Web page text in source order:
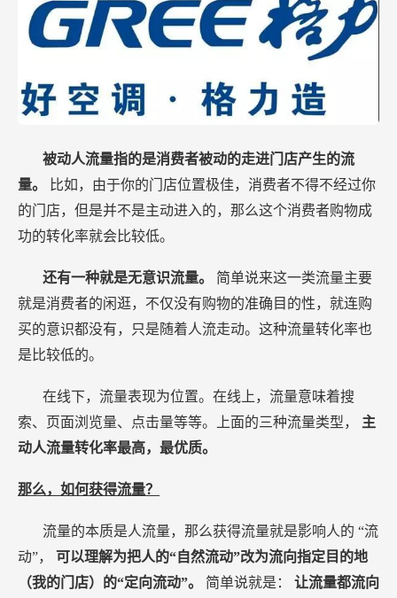
被动人流量指的是消费者被动的走进门店产生的流
量。
比如，由于你的门店位置极佳，消费者不得不经过你
的门店，但是并不是主动进入的，那么这个消费者购物成
功的转化率就会比较低。
还有一种就是无意识流量。 简单说来这一类流量主要
就是消费者的闲逛，不仅没有购物的准确目的性，就连购
买的意识都没有，只是随着人流走动。这种流量转化率也
是比较低的。
在线下，流量表现为位置。在线上，流量意味着搜
索、页面浏览量、点击量等等。上面的三种流量类型， 主
动人流量转化率最高，最优质。
那么，如何获得流量？
流量的本质是人流量，那么获得流量就是影响人的 “流
动”， 可以理解为把人的“自然流动”改为流向指定目的地
（我的门店）的“定向流动”。 简单说就是： 让流量都流向